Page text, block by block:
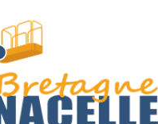
DEMANDE DE DEVIS